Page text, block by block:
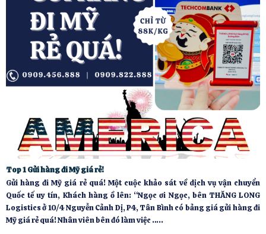
Top 1 Gửi hàng đi Mỹ giá rẻ!
Gửi hàng đi Mỹ giá rẻ quá! Một cuộc khảo sát về dịch vụ vận chuyển
Quốc tế uy tín, Khách hàng ồ lên: “Ngọc ơi Ngọc, bên THĂNG LONG
Logistics ở 10/4 Nguyễn Cảnh Dị, P4, Tân Bình có bảng giá gửi hàng đi
Mỹ giá rẻ quá! Nhân viên bên đó làm việc …..